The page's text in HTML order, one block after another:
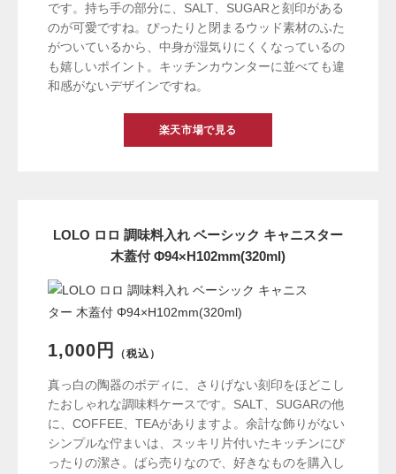
です。持ち手の部分に、SALT、SUGARと刻印がある
のが可愛ですね。ぴったりと閉まるウッド素材のふた
がついているから、中身が湿気りにくくなっているの
も嬉しいポイント。キッチンカウンターに並べても違
和感がないデザインですね。
楽天市場で見る
LOLO ロロ 調味料入れ ベーシック キャニスター
木蓋付 Φ94×H102mm(320ml)
1,000円 （税込）
真っ白の陶器のボディに、さりげない刻印をほどこし
たおしゃれな調味料ケースです。SALT、SUGARの他
に、COFFEE、TEAがありますよ。余計な飾りがない
シンプルな佇まいは、スッキリ片付いたキッチンにぴ
ったりの潔さ。ばら売りなので、好きなものを購入し